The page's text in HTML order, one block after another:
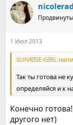
к
ц
и
1 Июл 2013
SUNRISE-GIRL
Так ты готова не
определяйся и к
Конечно
другого нет)